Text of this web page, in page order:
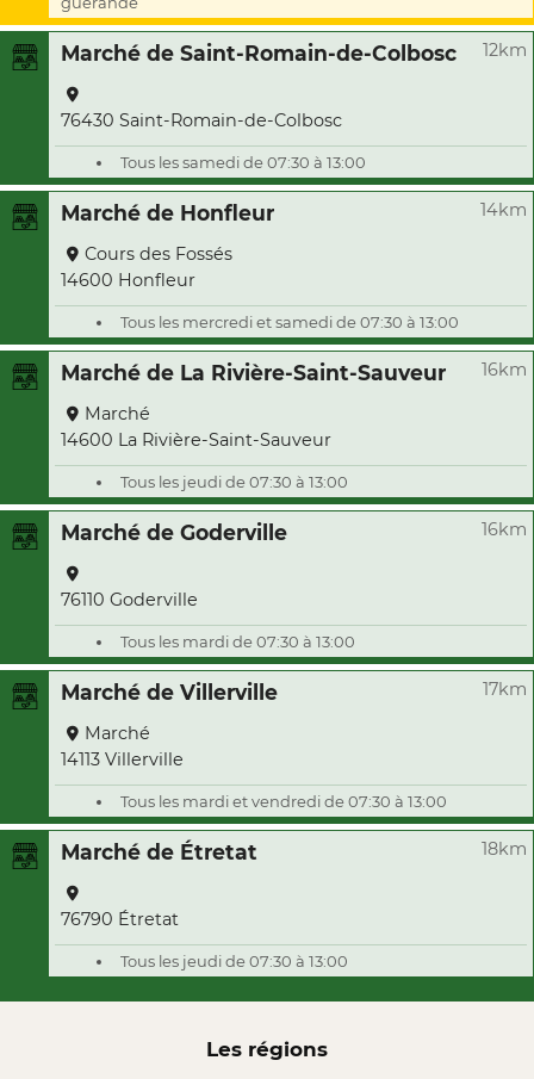
Marché de Saint-Romain-de-Colbosc 12km
76430 Saint-Romain-de-Colbosc
Tous les samedi de 07:30 à 13:00
Marché de Honfleur 14km
Cours des Fossés
14600 Honfleur
Tous les mercredi et samedi de 07:30 à 13:00
Marché de La Rivière-Saint-Sauveur 16km
Marché
14600 La Rivière-Saint-Sauveur
Tous les jeudi de 07:30 à 13:00
Marché de Goderville 16km
76110 Goderville
Tous les mardi de 07:30 à 13:00
Marché de Villerville 17km
Marché
14113 Villerville
Tous les mardi et vendredi de 07:30 à 13:00
Marché de Étretat 18km
76790 Étretat
Tous les jeudi de 07:30 à 13:00
Les régions